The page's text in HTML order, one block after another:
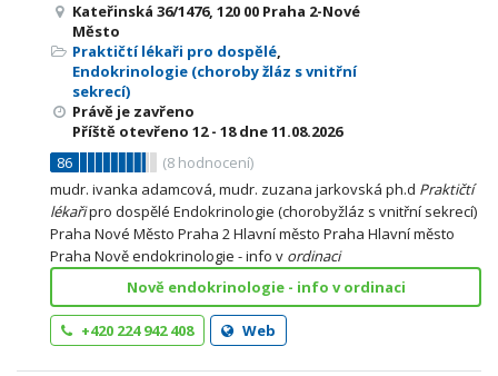
Kateřinská 36/1476, 120 00 Praha 2-Nové
Město
Praktičtí lékaři pro dospělé,
Endokrinologie (choroby žláz s vnitřní
sekrecí)
Právě je zavřeno
Příště otevřeno 12 - 18dne 11.08.2026
86
(8 hodnocení)
mudr. ivanka adamcová, mudr. zuzana jarkovská ph.d Praktičtí
lékařipro dospělé Endokrinologie (chorobyžláz s vnitřní sekrecí)
Praha Nové Město Praha 2 Hlavní město Praha Hlavní město
Praha Nově endokrinologie - info v ordinaci
Nově endokrinologie - info v ordinaci
+420 224 942 408 Web